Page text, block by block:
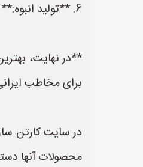
6. **تولید انبوه:** تولید نهایی جعبه.
**در نهایت،
برای مخاطب
در سایت کارتن